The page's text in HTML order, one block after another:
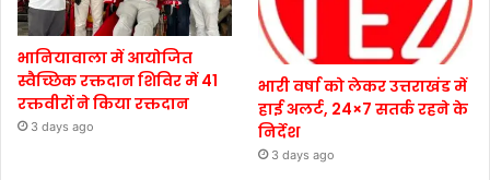
भानियावाला में आयोजित
स्वैच्छिक रक्तदान शिविर में 41
रक्तवीरों ने किया रक्तदान
3 days ago
भारी वर्षा को लेकर उत्तराखंड में
हाई अलर्ट, 24×7 सतर्क रहने के
निर्देश
3 days ago